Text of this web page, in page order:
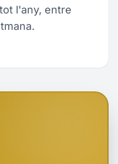
l'any, entre